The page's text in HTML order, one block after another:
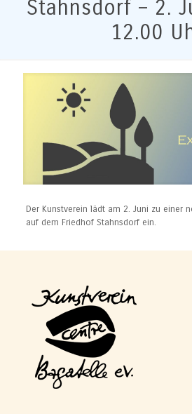
Stahnsdorf – 2.
12.00
Der Kunstverein lädt am 2. Juni zu einer
auf dem Friedhof Stahnsdorf ein.